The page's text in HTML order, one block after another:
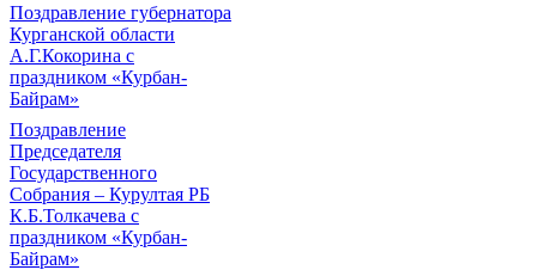
Поздравление губернатора
Курганской области
А.Г.Кокорина с
праздником «Курбан-
Байрам»
Поздравление
Председателя
Государственного
Собрания – Курултая РБ
К.Б.Толкачева с
праздником «Курбан-
Байрам»